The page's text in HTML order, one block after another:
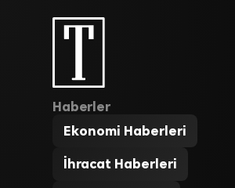
Haberler
Ekonomi Haberleri
İhracat Haberleri